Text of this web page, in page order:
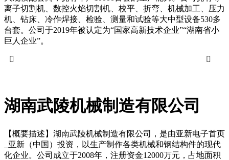
离子切割机、数控火焰切割机、校平、折弯、机械加工、压力
机、钻床、冷作焊接、检验、测量和试验等大中型设备530多
台套。公司于2019年被认定为“国家高新技术企业”“湖南省小
巨人企业”。


湖南武陵机械制造有限公司
【概要描述】 湖南武陵机械制造有限公司，是由亚新电子首页
_亚新（中国）投资，以生产制作各类机械和钢结构件的现代
化企业。公司成立于2008年，注册资金12000万元，占地面积